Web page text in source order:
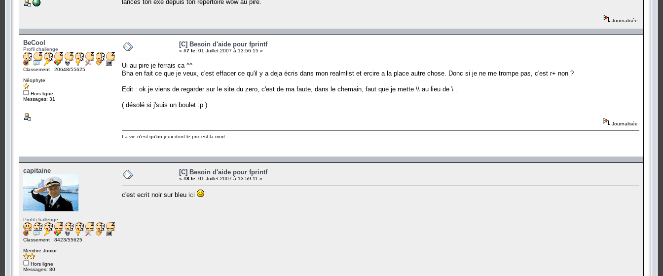
lances ton exe depuis ton repertoire wow au pire.
Journalisée
BeCool
Profil challenge
Classement : 20648/55625
Néophyte
Hors ligne
Messages: 31
[C] Besoin d'aide pour fprintf
« #7 le: 01 Juillet 2007 à 13:56:15 »
Ui au pire je ferrais ca ^^
Bha en fait ce que je veux, c'est effacer ce qu'il y a deja écris dans mon realmlist et ercire a la place autre chose. Donc si je ne me trompe pas, c'est r+ non ?
Edit : ok je viens de regarder sur le site du zero, c'est de ma faute, dans le chemain, faut que je mette \\ au lieu de \ .
( désolé si j'suis un boulet :p )
Journalisée
La vie n'est qu'un jeux dont le prix est la mort.
capitaine
Profil challenge
Classement : 8423/55625
Membre Junior
Hors ligne
Messages: 80
[C] Besoin d'aide pour fprintf
« #8 le: 01 Juillet 2007 à 13:59:11 »
c'est ecrit noir sur bleu ici